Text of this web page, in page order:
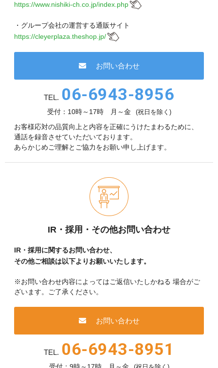
https://www.nishiki-ch.co.jp/index.php
・グループ会社の運営する通販サイト
https://cleyerplaza.theshop.jp/
お問い合わせ
TEL. 06-6943-8956
受付：10時～17時 月～金 (祝日を除く)
お客様応対の品質向上と内容を正確にうけたまわるために、
通話を録音させていただいております。
あらかじめご理解とご協力をお願い申し上げます。
IR・採用・その他お問い合わせ
IR・採用に関するお問い合わせ、
その他ご相談は以下よりお願いいたします。
※お問い合わせ内容によってはご返信いたしかねる 場合がご
ざいます。ご了承ください。
お問い合わせ
TEL. 06-6943-8951
06-6943-8951
※祝日を除く
メールでのお問い合わせ